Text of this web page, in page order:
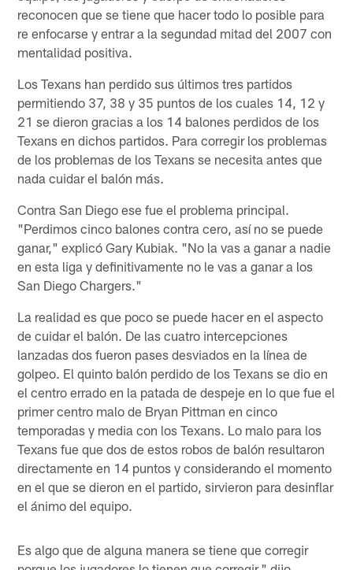
reconocen que se tiene que hacer todo lo posible para
re enfocarse y entrar a la segundad mitad del 2007 con
mentalidad positiva.
Los Texans han perdido sus últimos tres partidos
permitiendo 37, 38 y 35 puntos de los cuales 14, 12 y
21 se dieron gracias a los 14 balones perdidos de los
Texans en dichos partidos. Para corregir los problemas
de los problemas de los Texans se necesita antes que
nada cuidar el balón más.
Contra San Diego ese fue el problema principal.
"Perdimos cinco balones contra cero, así no se puede
ganar," explicó Gary Kubiak. "No la vas a ganar a nadie
en esta liga y definitivamente no le vas a ganar a los
San Diego Chargers."
La realidad es que poco se puede hacer en el aspecto
de cuidar el balón. De las cuatro intercepciones
lanzadas dos fueron pases desviados en la línea de
golpeo. El quinto balón perdido de los Texans se dio en
el centro errado en la patada de despeje en lo que fue el
primer centro malo de Bryan Pittman en cinco
temporadas y media con los Texans. Lo malo para los
Texans fue que dos de estos robos de balón resultaron
directamente en 14 puntos y considerando el momento
en el que se dieron en el partido, sirvieron para desinflar
el ánimo del equipo.
Es algo que de alguna manera se tiene que corregir